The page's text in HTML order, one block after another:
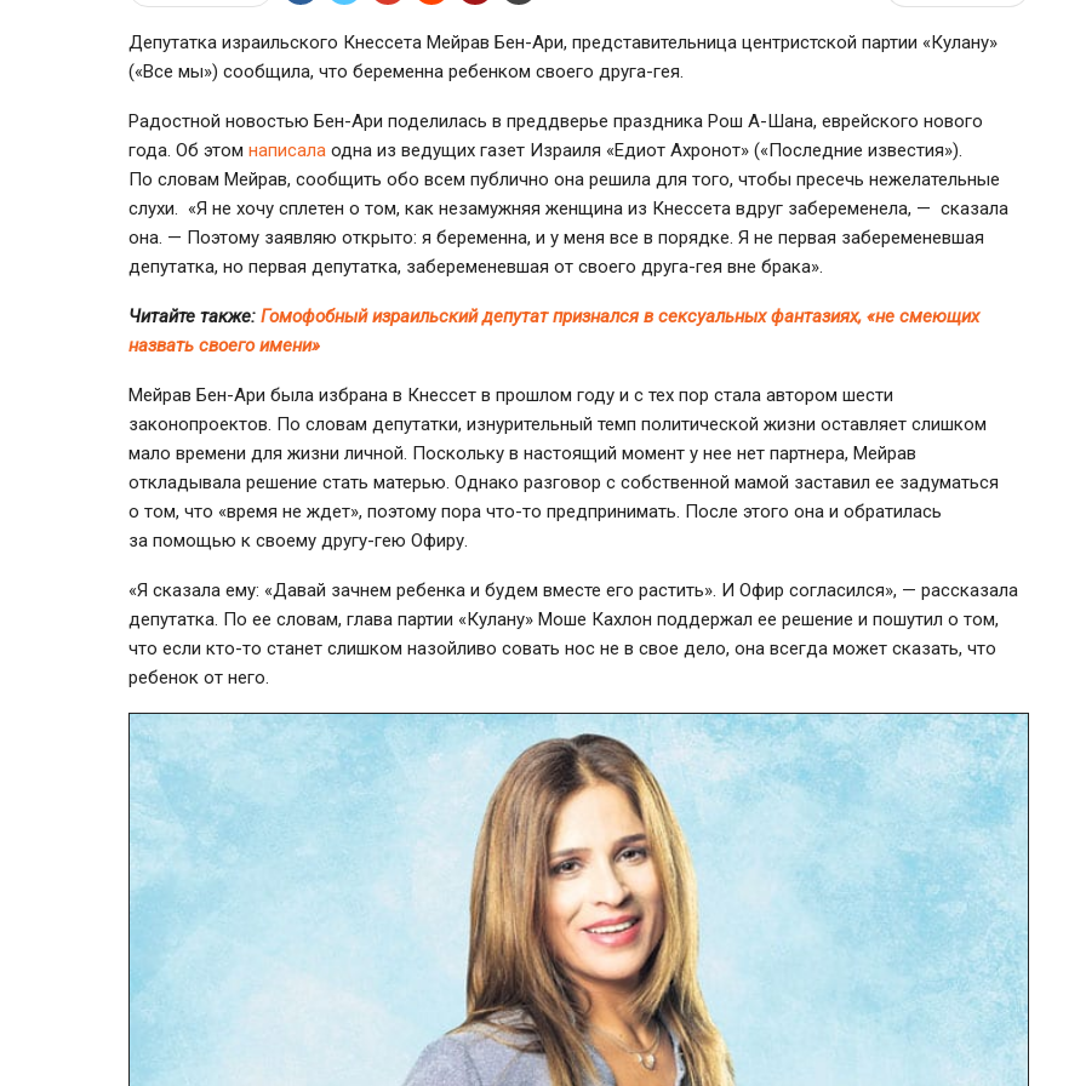
Депутатка израильского Кнессета Мейрав Бен-Ари, представительница центристской партии «Кулану»
(«Все мы») сообщила, что беременна ребенком своего друга-гея
Радостной новостью Бен-Ари поделилась в преддверье праздника Рош А-Шана, еврейского нового
года. Об этом написала одна из ведущих газет Израиля «Едиот Ахронот» («Последние известия»).
По словам Мейрав, сообщить обо всем публично она решила для того, чтобы пресечь нежелательные
слухи. «Я не хочу сплетен о том, как незамужняя женщина из Кнессета вдруг забеременела, — сказала
она. — Поэтому заявляю открыто: я беременна, и у меня все в порядке. Я не первая забеременевшая
депутатка, но первая депутатка, забеременевшая от своего друга-гея вне брака».
Читайте также: Гомофобный израильский депутат признался в сексуальных фантазиях, «не смеющих
назвать своего имени»
Мейрав Бен-Ари была избрана в Кнессет в прошлом году и с тех пор стала автором шести
законопроектов. По словам депутатки, изнурительный темп политической жизни оставляет слишком
мало времени для жизни личной. Поскольку в настоящий момент у нее нет партнера, Мейрав
откладывала решение стать матерью. Однако разговор с собственной мамой заставил ее задуматься
о том, что «время не ждет», поэтому пора что-то предпринимать. После этого она и обратилась
за помощью к своему другу-гею Офиру.
«Я сказала ему: «Давай зачнем ребенка и будем вместе его растить». И Офир согласился», — рассказала
депутатка. По ее словам, глава партии «Кулану» Моше Кахлон поддержал ее решение и пошутил о том,
что если кто-то станет слишком назойливо совать нос не в свое дело, она всегда может сказать, что
ребенок от него.